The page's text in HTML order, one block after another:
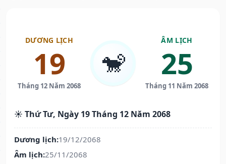
DƯƠNG LỊCH
19
Tháng 12 Năm 2068
🐒
ÂM LỊCH
25
Tháng 11 Năm 2068
☀️ Thứ Tư, Ngày 19 Tháng 12 Năm 2068
Dương lịch:19/12/2068
Âm lịch:25/11/2068